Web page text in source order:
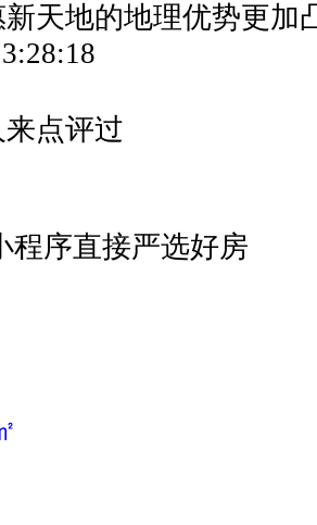
新天地的地理优势更
点评过
程序直接严选好房